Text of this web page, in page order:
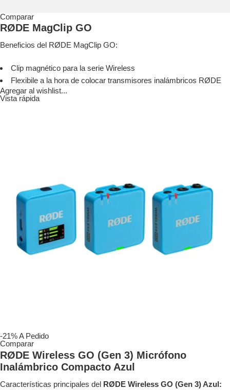
Comparar
RØDE MagClip GO
Beneficios del RØDE MagClip GO:
Clip magnético para la serie Wireless
Flexibile a la hora de colocar transmisores inalámbricos RØDE
Agregar al wishlist...
Vista rápida
-21%A Pedido
Comparar
RØDE Wireless GO (Gen 3) Micrófono
Inalámbrico Compacto Azul
Características principales del RØDE Wireless GO (Gen 3) Azul: